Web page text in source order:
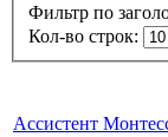
Фильтр по
Кол-во строк:
Ассистент